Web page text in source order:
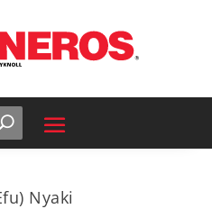
Nyaki